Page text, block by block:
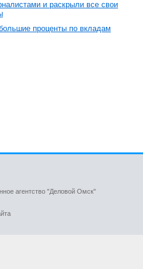
и раскрыли все свои
проценты по вкладам
агентство "Деловой Омск"